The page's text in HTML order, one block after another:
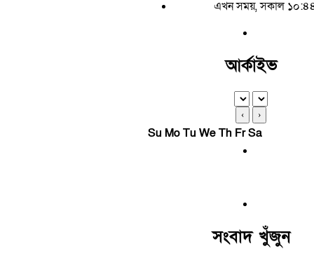
এখন সময়, সকাল
আর্কাইভ
‹ ›
Su MoTu WeTh FrSa
সংবাদ খুঁজুন